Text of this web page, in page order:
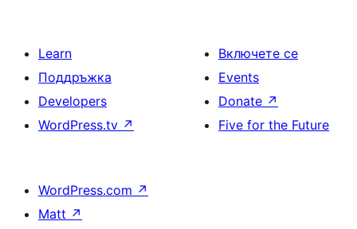
Learn
Поддръжка
Developers
WordPress.tv ↗
Включете се
Events
Donate ↗
Five for the Future
WordPress.com ↗
Matt ↗